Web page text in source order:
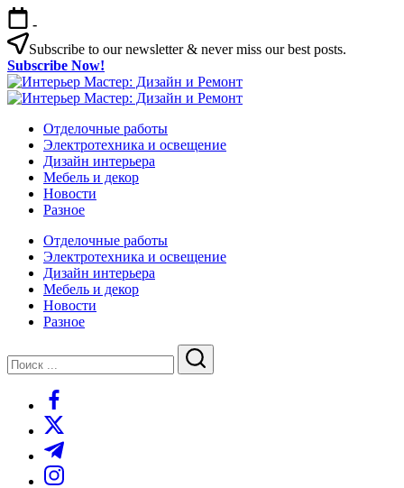
Перейти
к
содержимому
-
Subscribe to our newsletter & never miss our best posts.
Subscribe Now!
Интерьер
Мастер:
Интерьер
Дизайн
Ремонт
Интерьер
Мастер:
Дизайн
Ремонт
Отделочные работы
Электротехника и освещение
Дизайн интерьера
Мебель и декор
Новости
Разное
Отделочные работы
Электротехника и освещение
Дизайн интерьера
Мебель и декор
Новости
Разное
Поиск
Поиск
https://www.facebook.com/
https://twitter.com/
https://t.me/
https://www.instagram.com/